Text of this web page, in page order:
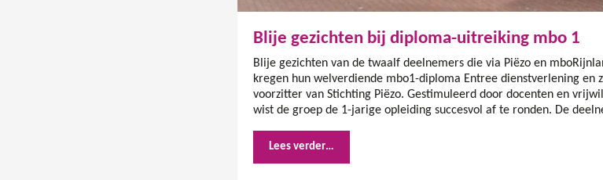
Blije gezichten bij diploma-uitreiking mbo 1
Blije gezichten van de twaalf deelnemers die via Piëzo en
kregen hun welverdiende mbo1-diploma Entree dienstverlening en
voorzitter van Stichting Piëzo. Gestimuleerd door docenten en
wist de groep de 1-jarige opleiding succesvol af te ronden. De
Lees verder…